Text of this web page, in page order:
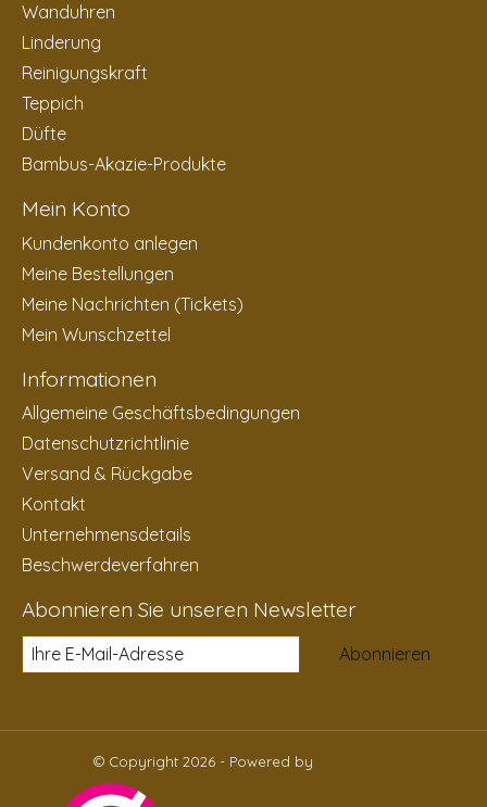
Wanduhren
Linderung
Reinigungskraft
Teppich
Düfte
Bambus-Akazie-Produkte
Mein Konto
Kundenkonto anlegen
Meine Bestellungen
Meine Nachrichten (Tickets)
Mein Wunschzettel
Informationen
Allgemeine Geschäftsbedingungen
Datenschutzrichtlinie
Versand & Rückgabe
Kontakt
Unternehmensdetails
Beschwerdeverfahren
Abonnieren Sie unseren Newsletter
Abonnieren
© Copyright 2026 - Powered by